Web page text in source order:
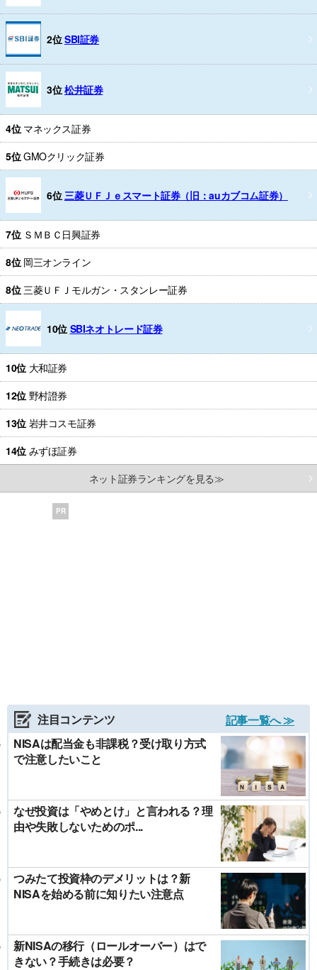
2位SBI証券
3位松井証券
4位 マネックス証券
5位GMOクリック証券
6位 三菱ＵＦＪｅスマート証券（旧：auカブコム証券）
7位 ＳＭＢＣ日興証券
8位 岡三オンライン
8位 三菱ＵＦＪモルガン・スタンレー証券
10位 SBIネオトレード証券
10位 大和証券
12位 野村證券
13位 岩井コスモ証券
14位 みずほ証券
ネット証券ランキングを見る≫
PR
注目コンテンツ
記事一覧へ ≫
NISAは配当金も非課税？受け取り方式
で注意したいこと
なぜ投資は「やめとけ」と言われる？理
由や失敗しないためのポ...
つみたて投資枠のデメリットは？新
NISAを始める前に知りたい注意点
新NISAの移行（ロールオーバー）はで
きない？手続きは必要？